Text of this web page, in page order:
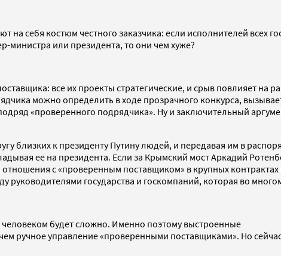
себя костюм честного заказчика: если исполнителей всех
или президента, то они чем хуже?
все их проекты стратегические, и срыв повлияет на
можно определить в ходе прозрачного конкурса,
«проверенного подрядчика». Ну и заключительный
близких к президенту Путину людей, и передавая им в
ее на президента. Если за Крымский мост Аркадий
с «проверенным поставщиком» в крупных
руководителями государства и госкомпаний, которая во
человеком будет сложно. Именно поэтому выстроенные
ручное управление «проверенными поставщиками». Но